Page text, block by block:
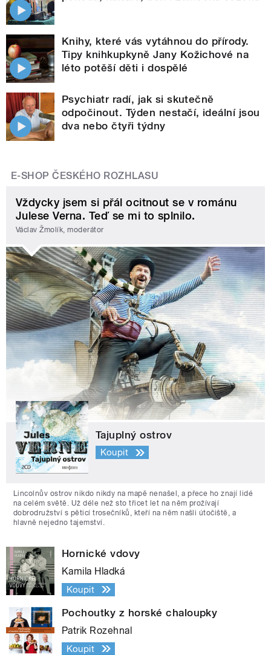
Knihy, které vás vytáhnou do přírody.
Tipy knihkupkyně Jany Kožichové na
léto potěší děti i dospělé
Psychiatr radí, jak si skutečně
odpočinout. Týden nestačí, ideální jsou
dva nebo čtyři týdny
E-SHOP ČESKÉHO ROZHLASU
Vždycky jsem si přál ocitnout se v románu
Julese Verna. Teď se mi to splnilo.
Václav Žmolík, moderátor
Tajuplný ostrov
Koupit
Lincolnův ostrov nikdo nikdy na mapě nenašel, a přece ho znají lidé
na celém světě. Už déle než sto třicet let na něm prožívají
dobrodružství s pěticí trosečníků, kteří na něm našli útočiště, a
hlavně nejedno tajemství.
Hornické vdovy
Kamila Hladká
Koupit
Pochoutky z horské chaloupky
Patrik Rozehnal
Koupit